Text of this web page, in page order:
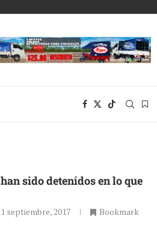
sido detenidos en lo que
septiembre, 2017 Bookmark